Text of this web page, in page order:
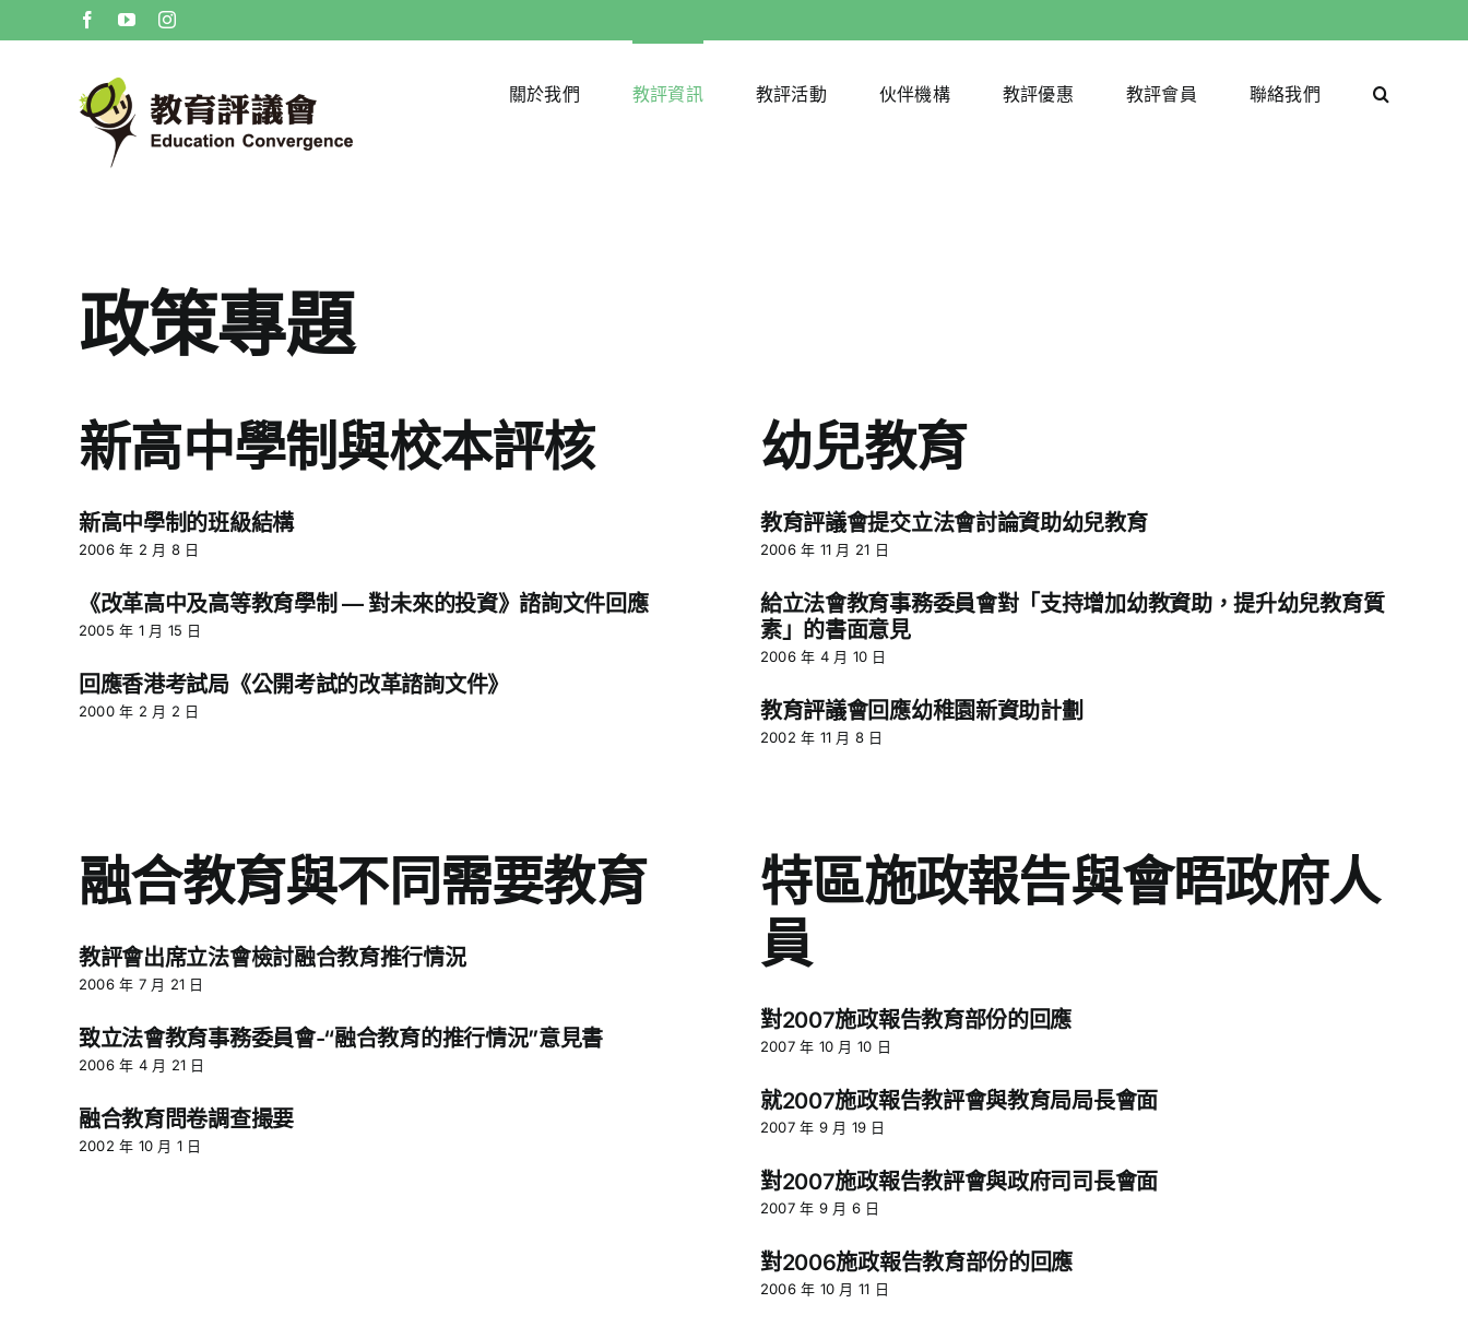
to
FacebookYouTubeInstagram
關於我們 教評資訊 教評活動 伙伴機構 教評優惠 教評會員 聯絡我們
政策專題
新高中學制與校本評核
新高中學制的班級結構
2006 年 2 月 8 日
《改革高中及高等教育學制 — 對未來的投資》諮詢文件回應
2005 年 1 月 15 日
回應香港考試局《公開考試的改革諮詢文件》
2000 年 2 月 2 日
幼兒教育
教育評議會提交立法會討論資助幼兒教育
2006 年 11 月 21 日
給立法會教育事務委員會對「支持增加幼教資助，提升幼兒教育質
素」的書面意見
2006 年 4 月 10 日
教育評議會回應幼稚園新資助計劃
2002 年 11 月 8 日
融合教育與不同需要教育
教評會出席立法會檢討融合教育推行情況
2006 年 7 月 21 日
致立法會教育事務委員會-“融合教育的推行情況”意見書
2006 年 4 月 21 日
融合教育問卷調查撮要
2002 年 10 月 1 日
特區施政報告與會晤政府人
員
對2007施政報告教育部份的回應
2007 年 10 月 10 日
就2007施政報告教評會與教育局局長會面
2007 年 9 月 19 日
對2007施政報告教評會與政府司司長會面
2007 年 9 月 6 日
對2006施政報告教育部份的回應
2006 年 10 月 11 日